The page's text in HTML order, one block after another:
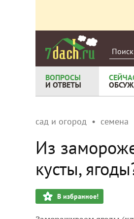
ВОПРОСЫ
И ОТВЕТЫ
сад и огород семена
Из
кусты,
В избранное!